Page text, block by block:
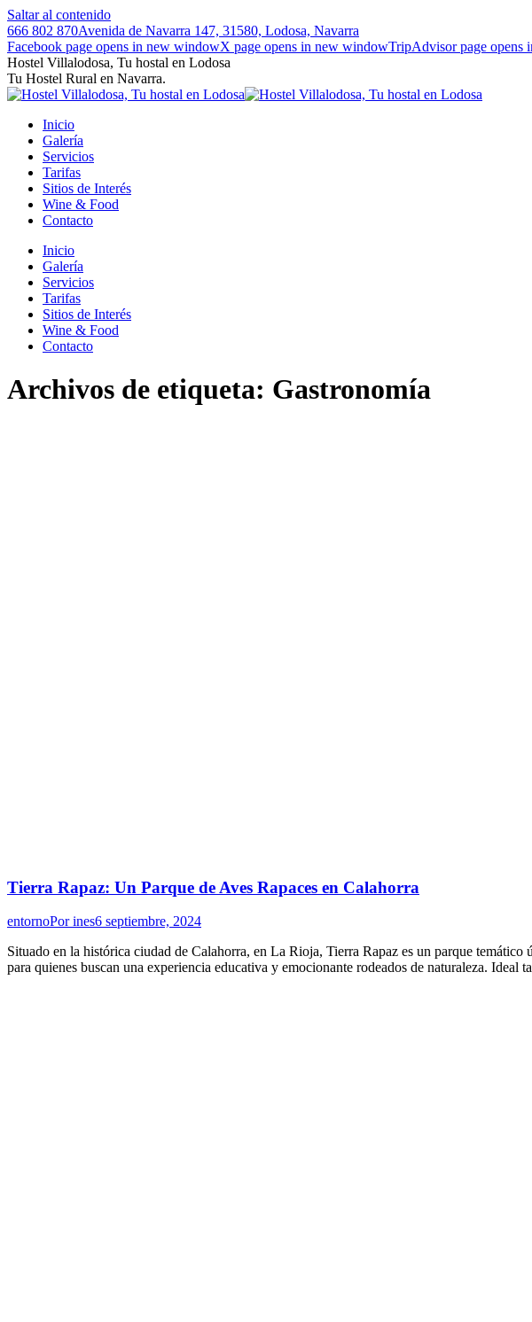
Saltar al contenido
666 802 870Avenida de Navarra 147, 31580, Lodosa, Navarra
Facebook page opens in new windowX page opens in new windowTripAdvisor page opens
Hostel Villalodosa, Tu hostal en Lodosa
Tu Hostel Rural en Navarra.
Inicio
Galería
Servicios
Tarifas
Sitios de Interés
Wine & Food
Contacto
Inicio
Galería
Servicios
Tarifas
Sitios de Interés
Wine & Food
Contacto
Archivos de etiqueta: Gastronomía
Tierra Rapaz: Un Parque de Aves Rapaces en Calahorra
entornoPorines6 septiembre, 2024
Situado en la histórica ciudad de Calahorra, en La Rioja, Tierra Rapaz es un parque
para quienes buscan una experiencia educativa y emocionante rodeados de naturaleza. Ideal